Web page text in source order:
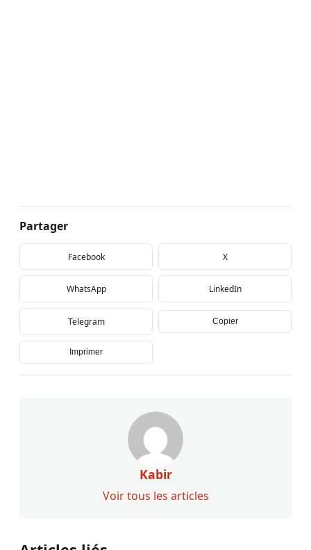
Partager
Facebook X
WhatsApp LinkedIn
Telegram Copier
Imprimer
Kabir
Voir tous les articles